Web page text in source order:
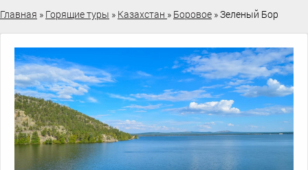
Главная » Горящие туры » Казахстан » Боровое »Зеленый Бор